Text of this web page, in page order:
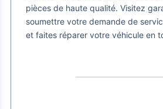
pièces de haute qualité. Visitez
soumettre votre demande de
et faites réparer votre véhicule en